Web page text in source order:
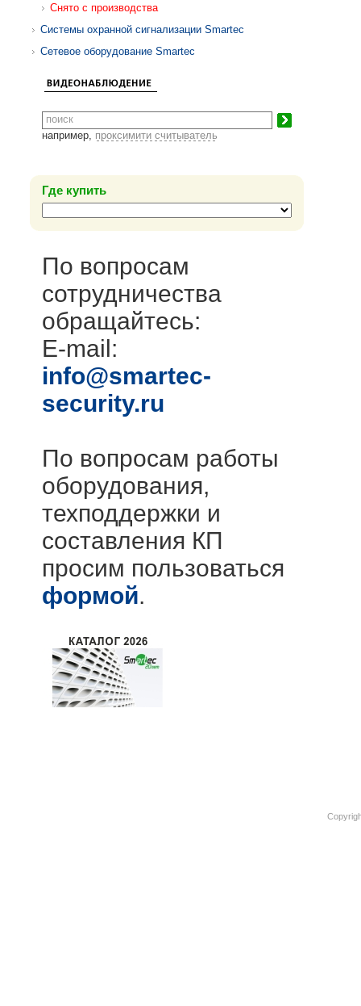
Снято с производства
Системы охранной сигнализации Smartec
Сетевое оборудование Smartec
например, проксимити считыватель
Где купить
По вопросам
сотрудничества
обращайтесь:
E-mail:
info@smartec-
security.ru
По вопросам работы
оборудования,
техподдержки и
составления КП
просим пользоваться
формой.